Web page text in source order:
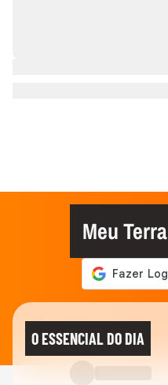
Meu Terra
O ESSENCIAL DO DIA